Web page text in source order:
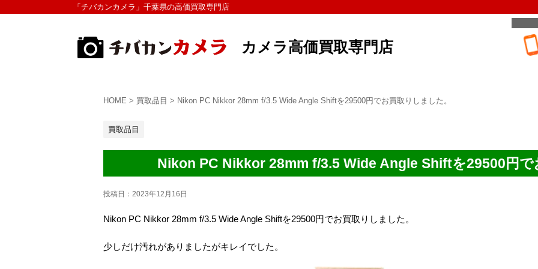
「チバカンカメラ」千葉県の高価買取専門店
カメラ高価買取専門店
HOME > 買取品目 > Nikon PC Nikkor 28mm f/3.5 Wide Angle Shiftを29500円でお買取りしました。
買取品目
Nikon PC Nikkor 28mm f/3.5 Wide Angle Shiftを29500円
投稿日： 2023年12月16日
Nikon PC Nikkor 28mm f/3.5 Wide Angle Shiftを29500円でお買取りしました。
少しだけ汚れがありましたがキレイでした。